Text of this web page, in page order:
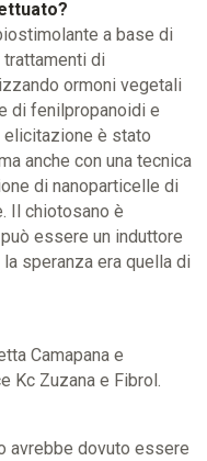
a base di
di
ormoni vegetali
di fenilpropanoidi e
elicitazione è stato
anche con una tecnica
di nanoparticelle di
Il chiotosano è
essere un induttore
speranza era quella di
Camapana e
Kc Zuzana e Fibrol.
avrebbe dovuto essere